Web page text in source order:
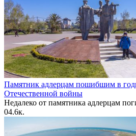
Памятник адлерцам пошибшим в
Отечественной войны
Недалеко от памятника адлерцам
04.6к.